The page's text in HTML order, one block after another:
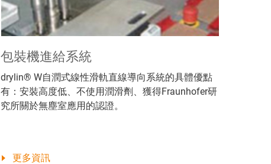
包裝機進給系統
drylin® W自潤式線性滑軌直線導向系統的具體優點
有：安裝高度低、不使用潤滑劑、獲得Fraunhofer研
究所關於無塵室應用的認證。
更多資訊